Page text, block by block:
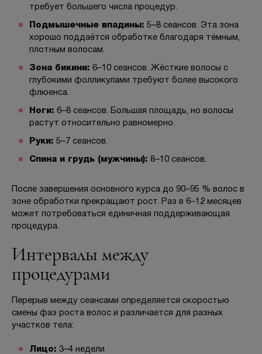
требует большего числа процедур.
Подмышечные впадины: 5–8 сеансов. Эта зона
хорошо поддаётся обработке благодаря тёмным,
плотным волосам.
Зона бикини: 6–10 сеансов. Жёсткие волосы с
глубокими фолликулами требуют более высокого
флюенса.
Ноги: 6–8 сеансов. Большая площадь, но волосы
растут относительно равномерно.
Руки: 5–7 сеансов.
Спина и грудь (мужчины): 8–10 сеансов.
После завершения основного курса до 90–95 % волос в
зоне обработки прекращают рост. Раз в 6–12 месяцев
может потребоваться единичная поддерживающая
процедура.
Интервалы между
процедурами
Перерыв между сеансами определяется скоростью
смены фаз роста волос и различается для разных
участков тела:
Лицо: 3–4 недели